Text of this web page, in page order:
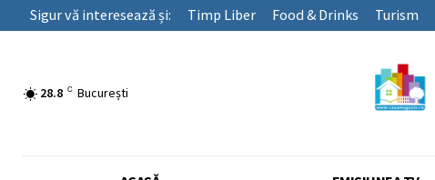
Sigur vă interesează și: Timp Liber Food & Drinks Turism
28.8 C București